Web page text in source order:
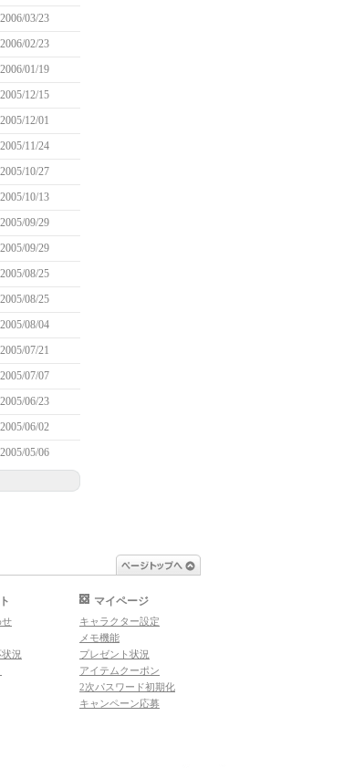
2006/03/23
2006/02/23
2006/01/19
2005/12/15
2005/12/01
2005/11/24
2005/10/27
2005/10/13
2005/09/29
2005/09/29
2005/08/25
2005/08/25
2005/08/04
2005/07/21
2005/07/07
2005/06/23
2005/06/02
2005/05/06
せ
況
マイページ
キャラクター設定
メモ機能
プレゼント状況
アイテムクーポン
2次パスワード初期化
キャンペーン応募